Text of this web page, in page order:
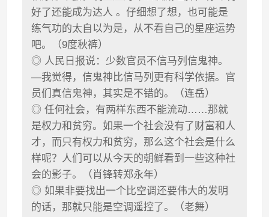
好了还能成为达人 。仔细想了想，也可能是
练气功的太自以为是，从不看自己的星座运势
吧。（9度秋裤）
◎ 人民日报说：少数官员不信马列信鬼神。
—我觉得，信鬼神比信马列更有科学依据。官
员们真信鬼神，其实是不错的。（连岳）
◎ 任何社会，有两样东西不能流动……那就
是权力和贫穷。如果一个社会没有了财富和人
才，而只有权力和贫穷，那么这个社会是什么
样呢？人们可以从今天的朝鲜看到一些这种社
会的影子。（肖锋转郑永年）
◎ 如果非要找出一个比空调还要伟大的发明
的话，那就只能是空调遥控了。（老舞）